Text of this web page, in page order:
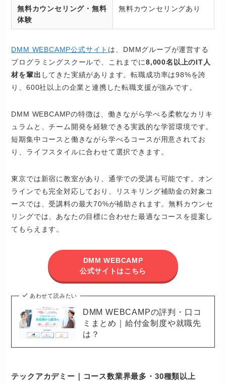
無料カウンセリング・無料
体験
無料カウンセリングあり
DMM WEBCAMP公式サイト は、DMMグループが運営する
プログラミングスクールで、これまでに8,000名以上のIT人
材を輩出 してきた実績があります。転職成功率は98%を誇
り、600社以上の企業と連携した転職支援が強みです。
DMM WEBCAMPの特徴は、働きながら学べる柔軟なカリキ
ュラムと、チーム開発を経験できる実践的な学習環境です。
短期集中コースと働きながら学べるコースが用意されてお
り、ライフスタイルに合わせて選択できます。
東京では新宿に教室があり、通学での受講も可能です。オン
ラインでも完全対応しており、リスキリング補助金の対象コ
ースでは、受講料の最大70%が補助されます。無料カウンセ
リングでは、あなたの目標に合わせた最適なコースを提案し
てもらえます。
DMM WEBCAMP
公式サイトはこちら
あわせて読みたい
DMM WEBCAMPの評判・口コ
ミまとめ｜給付金制度や就職先
は？
テックアカデミー｜コース数業界最多・30種類以上